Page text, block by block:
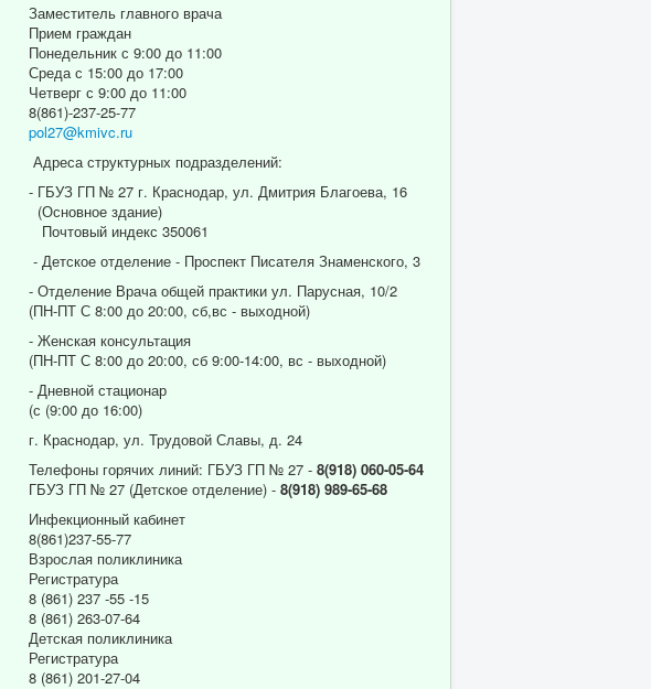
Заместитель главного врача
Прием граждан
Понедельник с 9:00 до 11:00
Среда с 15:00 до 17:00
Четверг с 9:00 до 11:00
8(861)-237-25-77
pol27@kmivc.ru
Адреса структурных подразделений:
- ГБУЗ ГП № 27 г. Краснодар, ул. Дмитрия Благоева, 16
(Основное здание)
Почтовый индекс 350061
- Детское отделение - Проспект Писателя Знаменского, 3
- Отделение Врача общей практики ул. Парусная, 10/2
(ПН-ПТ С 8:00 до 20:00, сб,вс - выходной)
- Женская консультация
(ПН-ПТ С 8:00 до 20:00, сб 9:00-14:00, вс - выходной)
- Дневной стационар
(с (9:00 до 16:00)
г. Краснодар, ул. Трудовой Славы, д. 24
Телефоны горячих линий: ГБУЗ ГП № 27 - 8(918) 060-05-64
ГБУЗ ГП № 27 (Детское отделение) - 8(918) 989-65-68
Инфекционный кабинет
8(861)237-55-77
Взрослая поликлиника
Регистратура
8 (861) 237 -55 -15
8 (861) 263-07-64
Детская поликлиника
Регистратура
8 (861) 201-27-04